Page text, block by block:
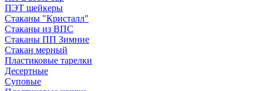
ПЭТ шейкеры
Стаканы "Кристалл"
Стаканы из ВПС
Стаканы ПП Зимние
Стакан мерный
Пластиковые тарелки
Десертные
Суповые